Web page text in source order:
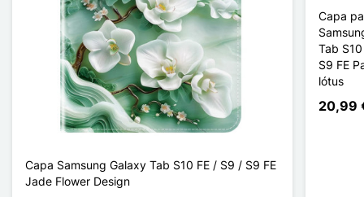
Capa Samsung Galaxy Tab S10 FE / S9 / S9 FE
Jade Flower Design
Capa
Tab
S9 FE
lótus
20,99